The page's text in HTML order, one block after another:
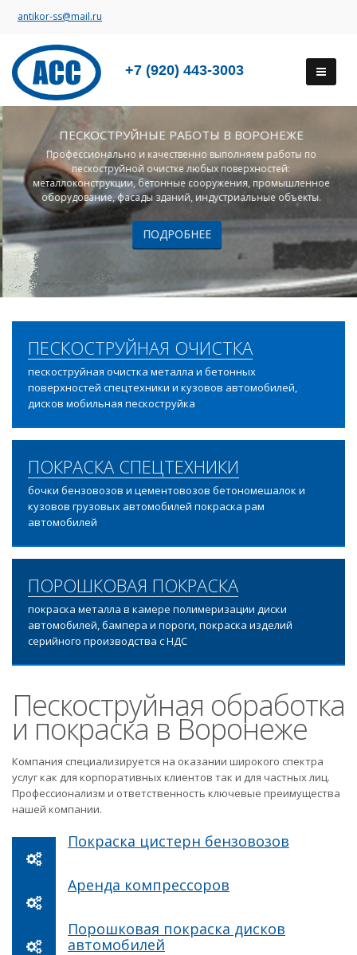
antikor-ss@mail.ru
+7 (920) 443-3003
ПЕСКОСТРУЙНЫЕ РАБОТЫ В ВОРОНЕЖЕ
Профессионально и качественно выполняем работы по
пескоструйной очистке любых поверхностей:
металлоконструкции, бетонные сооружения, промышленное
оборудование, фасады зданий, индустриальные объекты.
ПОДРОБНЕЕ
ПЕСКОСТРУЙНАЯ ОЧИСТКА
пескоструйная очистка металла и бетонных
поверхностей спецтехники и кузовов автомобилей,
дисков мобильная пескоструйка
ПОКРАСКА СПЕЦТЕХНИКИ
бочки бензовозов и цементовозов бетономешалок и
кузовов грузовых автомобилей покраска рам
автомобилей
ПОРОШКОВАЯ ПОКРАСКА
покраска металла в камере полимеризации диски
автомобилей, бампера и пороги, покраска изделий
серийного производства с НДС
Пескоструйная обработка
и покраска в Воронеже
Компания специализируется на оказании широкого спектра
услуг как для корпоративных клиентов так и для частных лиц.
Профессионализм и ответственность ключевые преимущества
нашей компании.
Покраска цистерн бензовозов
Аренда компрессоров
Порошковая покраска дисков
автомобилей